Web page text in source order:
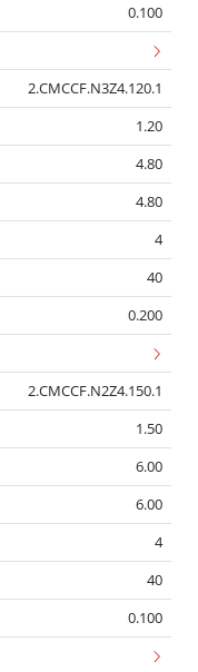
0.100
2.CMCCF.N3Z4.120.1
1.20
4.80
4.80
4
40
0.200
2.CMCCF.N2Z4.150.1
1.50
6.00
6.00
4
40
0.100